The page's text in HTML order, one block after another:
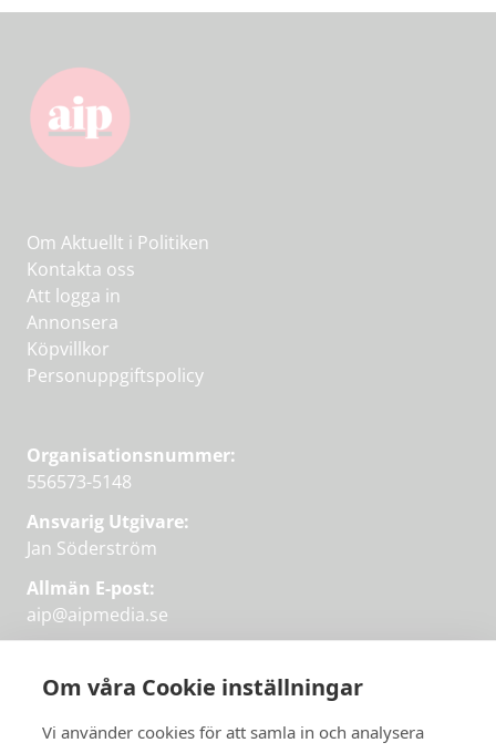
Om våra Cookie inställningar
Vi använder cookies för att samla in och analysera
Om Aktuellt i Politiken
Kontakta oss
Att logga in
Annonsera
Köpvillkor
Personuppgiftspolicy
Organisationsnummer:
556573-5148
Ansvarig Utgivare:
Jan Söderström
Allmän E-post:
aip@aipmedia.se
aip@flowyinfo.seeller 08-1210 60 40.
Instagram
LinkedIn
Twitter
Facebook